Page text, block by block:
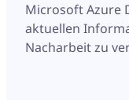
Microsoft Azure
aktuellen
Nacharbeit zu